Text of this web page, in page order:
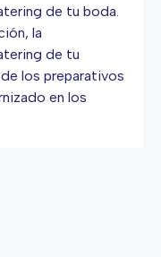
de tu boda.
la
de tu
los preparativos
en los